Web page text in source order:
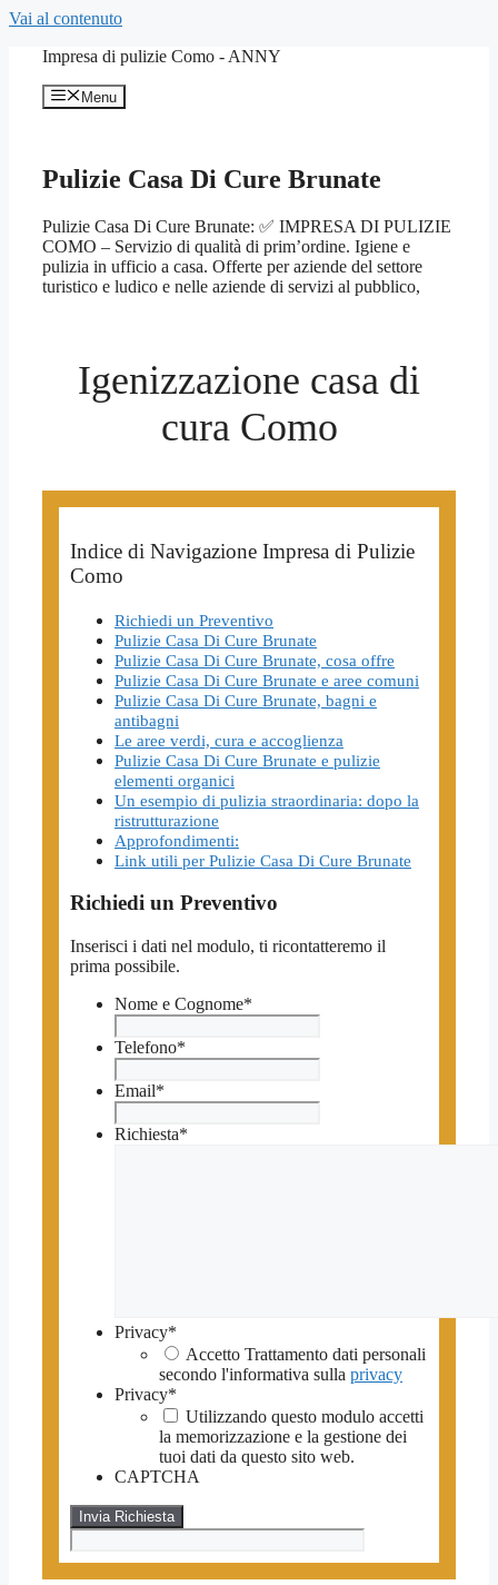
Vai al contenuto
Impresa di pulizie Como - ANNY
Menu
Pulizie Casa Di Cure Brunate
Pulizie Casa Di Cure Brunate: ✅ IMPRESA DI PULIZIE
COMO – Servizio di qualità di prim’ordine. Igiene e
pulizia in ufficio a casa. Offerte per aziende del settore
turistico e ludico e nelle aziende di servizi al pubblico,
Igenizzazione casa di
cura Como
Indice di Navigazione Impresa di Pulizie
Como
Richiedi un Preventivo
Pulizie Casa Di Cure Brunate
Pulizie Casa Di Cure Brunate, cosa offre
Pulizie Casa Di Cure Brunate e aree comuni
Pulizie Casa Di Cure Brunate, bagni e
antibagni
Le aree verdi, cura e accoglienza
Pulizie Casa Di Cure Brunate e pulizie
elementi organici
Un esempio di pulizia straordinaria: dopo la
ristrutturazione
Approfondimenti:
Link utili per Pulizie Casa Di Cure Brunate
Richiedi un Preventivo
Inserisci i dati nel modulo, ti ricontatteremo il
prima possibile.
Nome e Cognome*
Telefono*
Email*
Richiesta*
Privacy*
Accetto Trattamento dati personali
secondo l'informativa sulla privacy
Privacy*
Utilizzando questo modulo accetti
la memorizzazione e la gestione dei
tuoi dati da questo sito web.
CAPTCHA